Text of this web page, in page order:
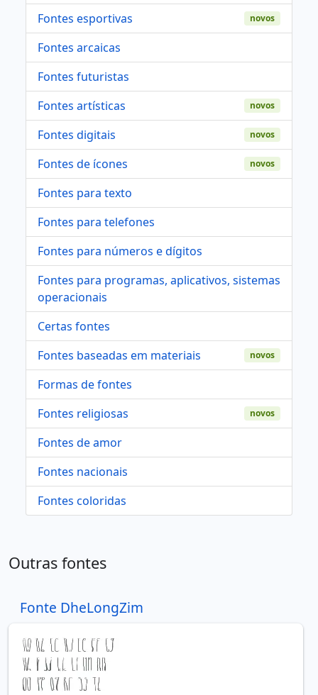
Fontes esportivas
novos
Fontes arcaicas
Fontes futuristas
Fontes artísticas
novos
Fontes digitais novos
Fontes de ícones novos
Fontes para texto
Fontes para telefones
Fontes para números e dígitos
Fontes para programas, aplicativos, sistemas
operacionais
Certas fontes
Fontes baseadas em materiais
novos
Formas de fontes
Fontes religiosas
novos
Fontes de amor
Fontes nacionais
Fontes coloridas
Outras fontes
Fonte DheLongZim